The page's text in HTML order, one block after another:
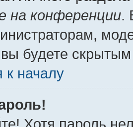
на конференции.
будете
к началу
Хотя пароль